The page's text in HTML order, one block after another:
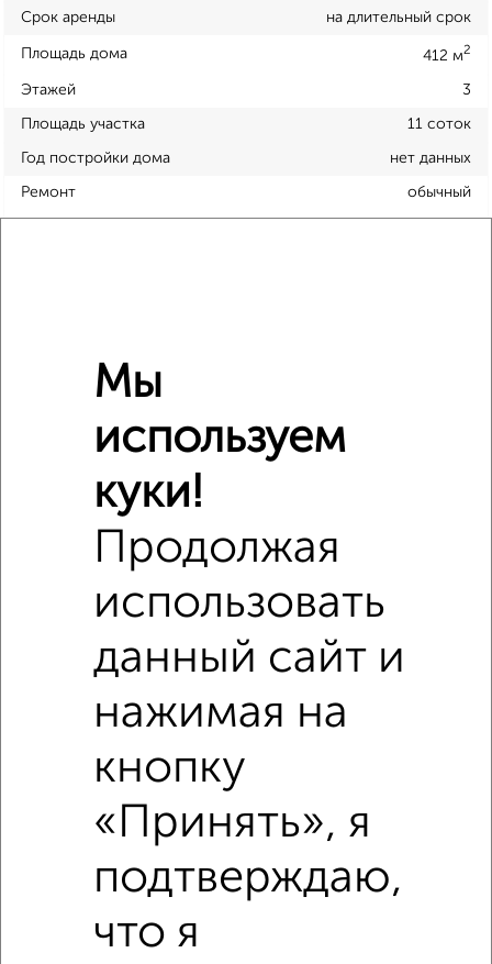
Срок аренды на длительный срок
Площадь дома 412 м2
Этажей 3
Площадь участка 11 соток
Год постройки дома нет данных
Ремонт обычный
Можно с детьми
Можно с животными
Расположение, инфраструктура рядом
Поликлиники
Банкоматы
Фитнес
Торг. центры
Кафе
Мы
используем
куки!
Продолжая
использовать
данный сайт и
нажимая на
кнопку
«Принять», я
подтверждаю,
что я